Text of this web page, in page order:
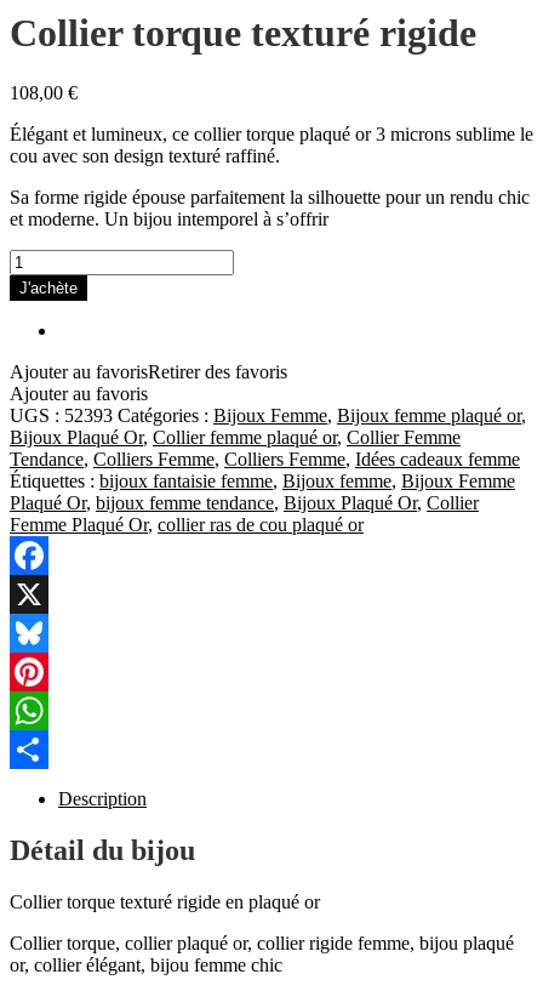
Collier torque texturé rigide
108,00 €
Élégant et lumineux, ce collier torque plaqué or 3 microns sublime le
cou avec son design texturé raffiné.
Sa forme rigide épouse parfaitement la silhouette pour un rendu chic
et moderne. Un bijou intemporel à s’offrir
quantité
de
Collier
torque
rigide
J'achète
Ajouter au favorisRetirer des favoris
Ajouter au favoris
UGS : 52393 Catégories : Bijoux Femme, Bijoux femme plaqué or,
Bijoux Plaqué Or, Collier femme plaqué or, Collier Femme
Tendance, Colliers Femme, Colliers Femme, Idées cadeaux femme
Étiquettes : bijoux fantaisie femme, Bijoux femme, Bijoux Femme
Plaqué Or, bijoux femme tendance, Bijoux Plaqué Or, Collier
Femme Plaqué Or, collier ras de cou plaqué or
Facebook
X
Bluesky
Pinterest
WhatsApp
Partager
Description
Détail du bijou
Collier torque texturé rigide en plaqué or
Collier torque, collier plaqué or, collier rigide femme, bijou plaqué
or, collier élégant, bijou femme chic